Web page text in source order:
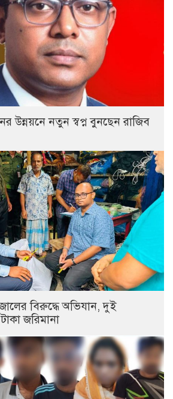
উন্নয়নে নতুন স্বপ্ন বুনছেন রাজিব
জালের বিরুদ্ধে অভিযান, দুই
জরিমানা